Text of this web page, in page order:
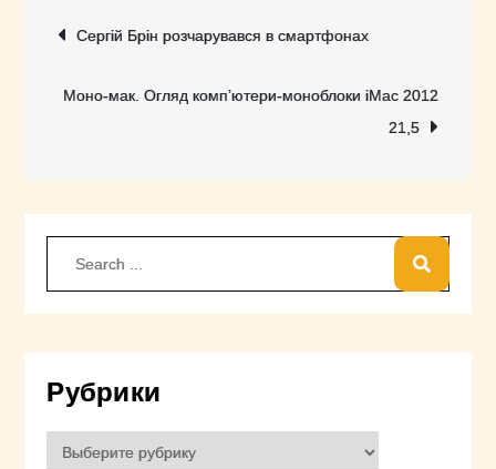
Навигация
записям
Сергій Брін розчарувався в смартфонах
Моно-мак. Огляд комп’ютери-моноблоки iMac 2012
21,5
Рубрики
Рубрики